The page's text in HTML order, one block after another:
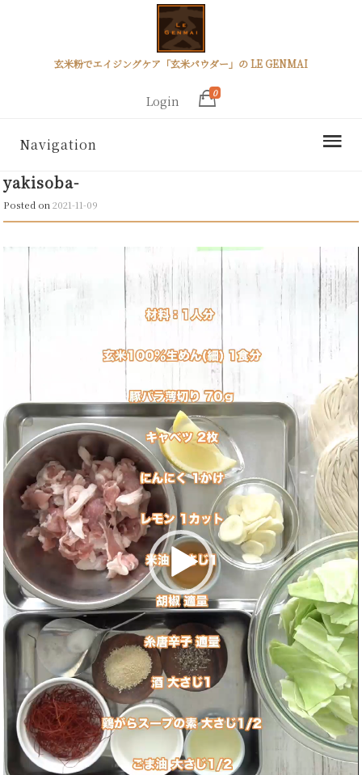
玄米粉でエイジングケア「玄米パウダー」の LE GENMAI
Login
0
Navigation
yakisoba-
Posted on2021-11-09
ー